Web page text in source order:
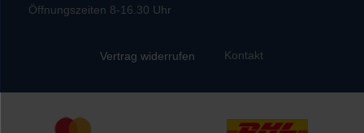
Öffnungszeiten 8-16.30 Uhr
Vertrag widerrufen Kontakt